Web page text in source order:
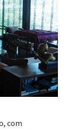
com